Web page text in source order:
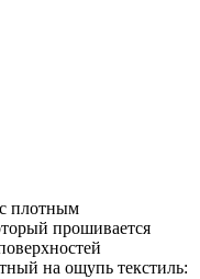
плотным
прошивается
на ощупь текстиль: